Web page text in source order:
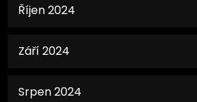
Říjen 2024
Září 2024
Srpen 2024